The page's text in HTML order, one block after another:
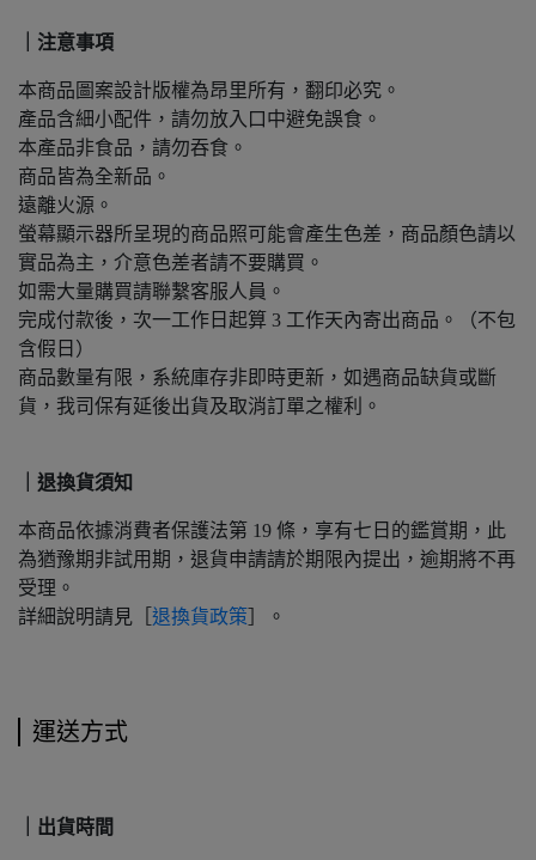
｜注意事項
本商品圖案設計版權為昂里所有，翻印必究。
產品含細小配件，請勿放入口中避免誤食。
本產品非食品，請勿吞食。
商品皆為全新品。
遠離火源。
螢幕顯示器所呈現的商品照可能會產生色差，商品顏色請以
實品為主，介意色差者請不要購買。
如需大量購買請聯繫客服人員。
完成付款後，次一工作日起算 3 工作天內寄出商品。（不包
含假日）
商品數量有限，系統庫存非即時更新，如遇商品缺貨或斷
貨，我司保有延後出貨及取消訂單之權利。
｜退換貨須知
本商品依據消費者保護法第 19 條，享有七日的鑑賞期，此
為猶豫期非試用期，退貨申請請於期限內提出，逾期將不再
受理。
詳細說明請見［ 退換貨政策 ］。
運送方式
｜出貨時間